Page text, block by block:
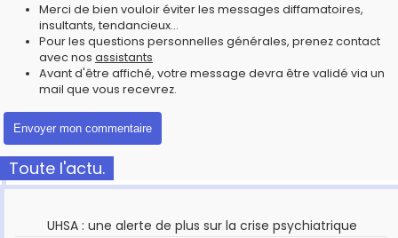
Merci de bien vouloir éviter les messages diffamatoires,
insultants, tendancieux...
Pour les questions personnelles générales, prenez contact
avec nos assistants
Avant d'être affiché, votre message devra être validé via un
mail que vous recevrez.
Toute l'actu.
UHSA : une alerte de plus sur la crise psychiatrique